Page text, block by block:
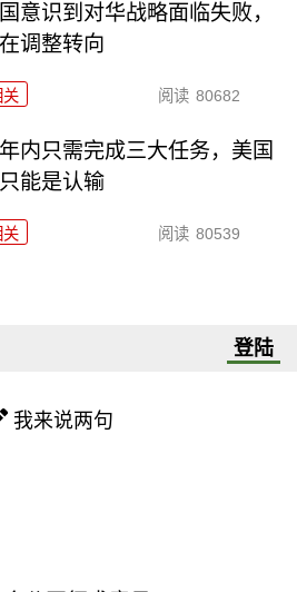
意识到对华战略面临失败，
调整转向
关 阅读 80682
内只需完成三大任务，美国
能是认输
关 阅读 80539
登陆
我来说两句